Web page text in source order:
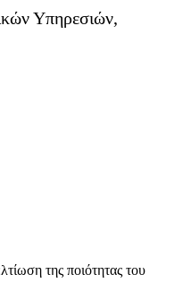
της ποιότητας του
Υπηρεσιών,